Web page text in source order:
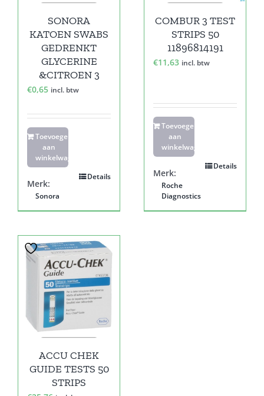
SONORA
KATOEN SWABS
GEDRENKT
GLYCERINE
&CITROEN 3
€0,65 incl. btw
Toevoegen
aan
winkelwagen
Details
Merk:
Sonora
COMBUR 3 TEST
STRIPS 50
11896814191
€11,63 incl. btw
Toevoegen
aan
winkelwagen
Details
Merk:
Roche
Diagnostics
ACCU CHEK
GUIDE TESTS 50
STRIPS